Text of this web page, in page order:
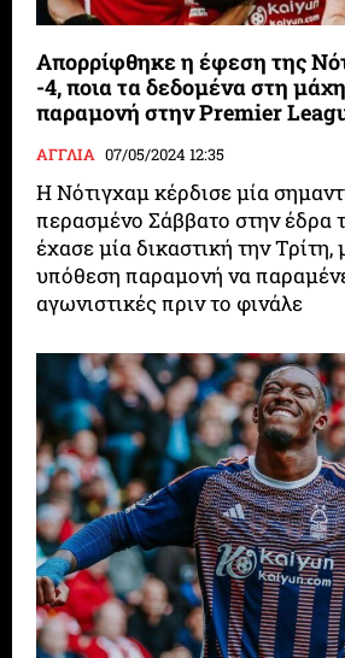
Απορρίφθηκε η έφεση της
-4, ποια τα δεδομένα στη
παραμονή στην Premier
ΑΓΓΛΙΑ 07/05/2024 12:35
Η Νότιγχαμ κέρδισε μία
περασμένο Σάββατο στην έδρα
έχασε μία δικαστική την
υπόθεση παραμονή να
αγωνιστικές πριν το φινάλε